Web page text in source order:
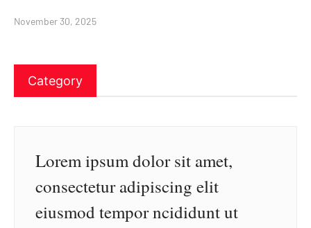
November 30, 2025
Category
Lorem ipsum dolor sit amet,
consectetur adipiscing elit
eiusmod tempor ncididunt ut